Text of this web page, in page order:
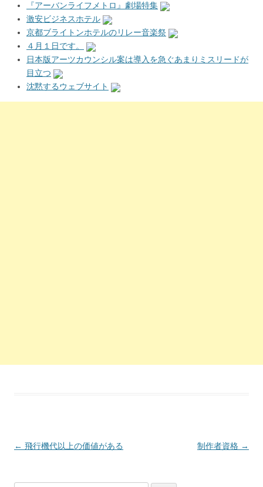
『アーバンライフメトロ』劇場特集
激安ビジネスホテル
京都ブライトンホテルのリレー音楽祭
４月１日です。
日本版アーツカウンシル案は導入を急ぐあまりミスリードが
目立つ
沈黙するウェブサイト
投稿ナビゲーション
← 飛行機代以上の価値がある 制作者資格 →